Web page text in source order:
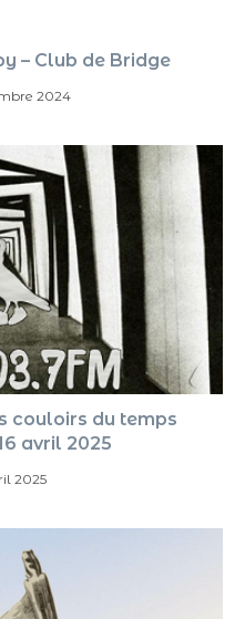
– Club de Bridge
2024
couloirs du temps
avril 2025
2025